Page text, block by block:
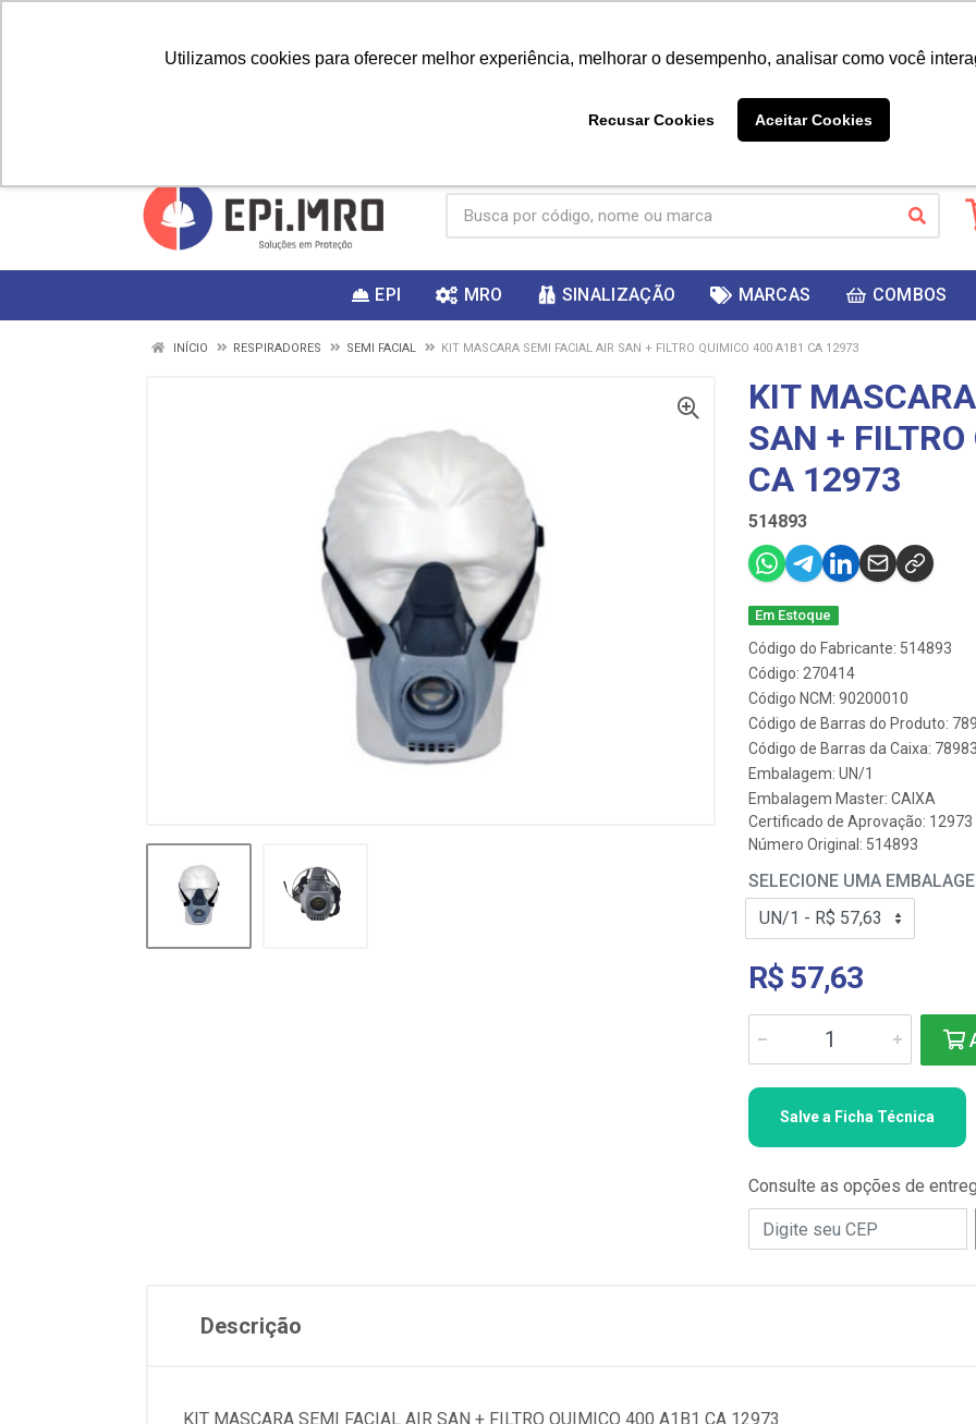
Utilizamos cookies para oferecer melhor experiência, melhorar o desempenho, analisar como você
Recusar Cookies Aceitar Cookies
ganhar
EPI MRO SINALIZAÇÃO MARCAS COMBOS
INÍCIO RESPIRADORES SEMI FACIAL KIT MASCARA SEMI FACIAL AIR SAN + FILTRO QUIMICO 400 A1B1 CA 12973
KIT
SAN +
CA 12973
514893
Em Estoque
Código do Fabricante: 514893
Código: 270414
Código NCM: 90200010
Código de Barras do Produto:
Código de Barras da Caixa:
Embalagem: UN/1
Embalagem Master: CAIXA
Certificado de Aprovação: 12973
Número Original: 514893
SELECIONE UMA
R$ 57,63
Salve a Ficha Técnica
Consulte as opções de
Descrição
KIT MASCARA SEMI FACIAL AIR SAN + FILTRO QUIMICO 400 A1B1 CA 12973